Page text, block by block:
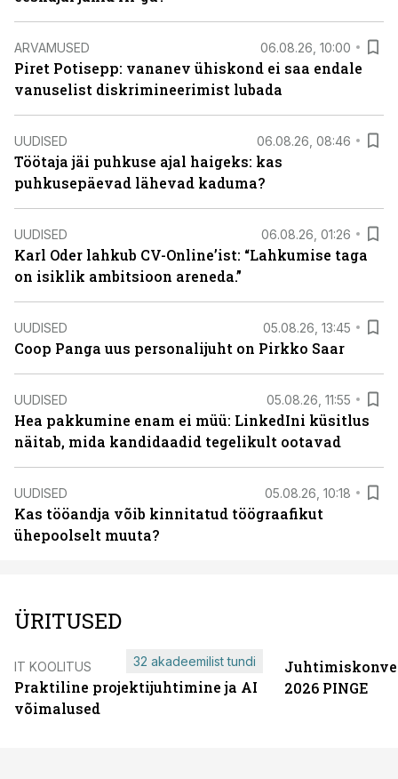
ARVAMUSED 06.08.26, 10:00
Piret Potisepp: vananev ühiskond ei saa endale
vanuselist diskrimineerimist lubada
UUDISED 06.08.26, 08:46
Töötaja jäi puhkuse ajal haigeks: kas
puhkusepäevad lähevad kaduma?
UUDISED 06.08.26, 01:26
Karl Oder lahkub CV-Online’ist: “Lahkumise taga
on isiklik ambitsioon areneda.”
UUDISED 05.08.26, 13:45
Coop Panga uus personalijuht on Pirkko Saar
UUDISED 05.08.26, 11:55
Hea pakkumine enam ei müü: LinkedIni küsitlus
näitab, mida kandidaadid tegelikult ootavad
UUDISED 05.08.26, 10:18
Kas tööandja võib kinnitatud töögraafikut
ühepoolselt muuta?
ÜRITUSED
IT KOOLITUS
Praktiline projektijuhtimine ja AI
võimalused
32 akadeemilist tundi
2026 PINGE